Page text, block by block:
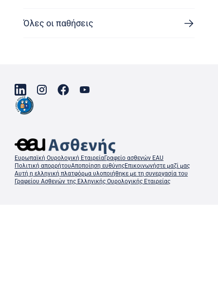
Όλες οι παθήσεις
Ευρωπαϊκή Ουρολογική ΕταιρείαΓραφείο ασθενών EAU
Πολιτική απορρήτουΑποποίηση ευθύνηςΕπικοινωνήστε μαζί μας
Αυτή η ελληνική πλατφόρμα υλοποιήθηκε με τη συνεργασία του
Γραφείου Ασθενών της Ελληνικής Ουρολογικής Εταιρείας